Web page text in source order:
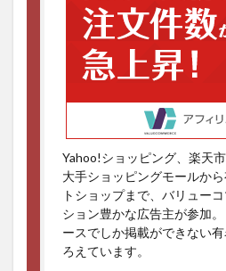
Yahoo!ショッピング、楽天市
大手ショッピングモールか
トショップまで、バリュー
ション豊かな広告主が参加
ースでしか掲載ができない
ろえています。